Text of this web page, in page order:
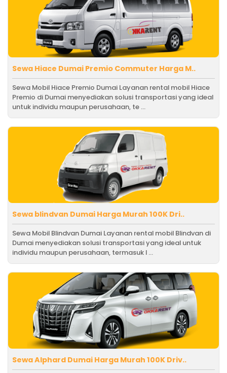
Sewa Hiace Dumai Premio Commuter Harga M..
Sewa Mobil Hiace Premio Dumai Layanan rental mobil Hiace
Premio di Dumai menyediakan solusi transportasi yang ideal
untuk individu maupun perusahaan, te ...
Sewa blindvan Dumai Harga Murah 100K Dri..
Sewa Mobil Blindvan Dumai Layanan rental mobil Blindvan di
Dumai menyediakan solusi transportasi yang ideal untuk
individu maupun perusahaan, termasuk l ...
Sewa Alphard Dumai Harga Murah 100K Driv..